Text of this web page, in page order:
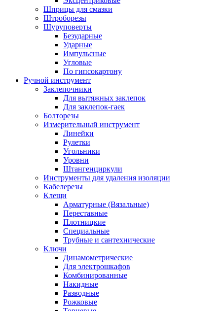
Шприцы для смазки
Штроборезы
Шуруповерты
Безударные
Ударные
Импульсные
Угловые
По гипсокартону
Ручной инструмент
Заклепочники
Для вытяжных заклепок
Для заклепок-гаек
Болторезы
Измерительный инструмент
Линейки
Рулетки
Угольники
Уровни
Штангенциркули
Инструменты для удаления изоляции
Кабелерезы
Клещи
Арматурные (Вязальные)
Переставные
Плотницкие
Специальные
Трубные и сантехнические
Ключи
Динамометрические
Для электрошкафов
Комбинированные
Накидные
Разводные
Рожковые